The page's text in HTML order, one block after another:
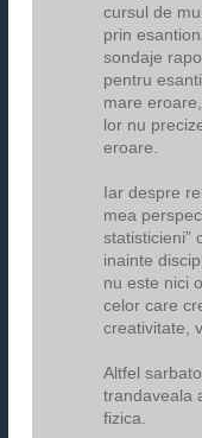
cursul de
prin
sondaje
pentru
mare
lor nu
eroare.
Iar despre
mea
statisticieni”
inainte
nu este nici
celor care
creativitate,
Altfel
trandaveala
fizica.